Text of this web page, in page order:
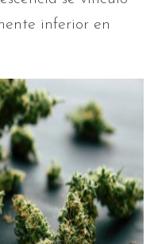
inferior en